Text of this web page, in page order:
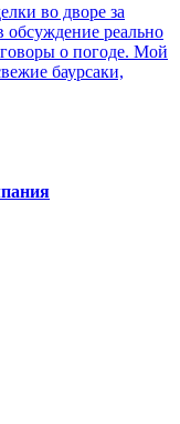
во дворе за
обсуждение реально
о погоде. Мой
баурсаки,